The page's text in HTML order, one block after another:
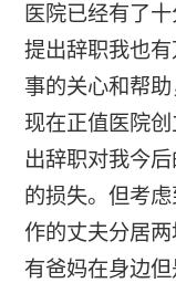
医院已经有了
提出辞职我也
事的关心和帮助
现在正值医院
出辞职对我今
的损失。但考
作的丈夫分居
有爸妈在身边